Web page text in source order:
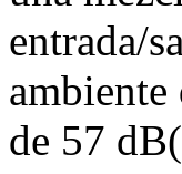
entrada/
de 57